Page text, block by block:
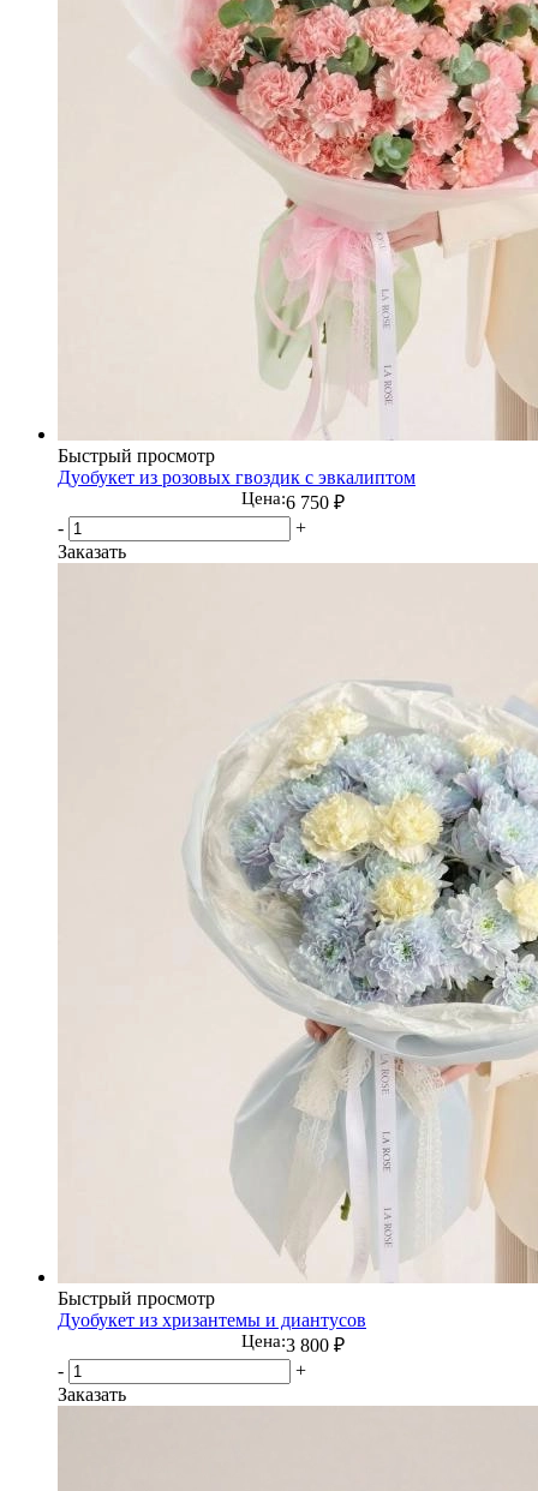
Быстрый просмотр
Дуобукет из розовых гвоздик с эвкалиптом
Цена:6 750 ₽
-
+
Заказать
Быстрый просмотр
Дуобукет из хризантемы и диантусов
Цена:3 800 ₽
-
+
Заказать